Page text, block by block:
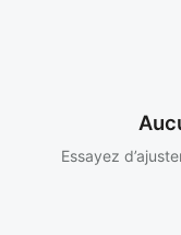
Essayez